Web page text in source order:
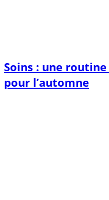
Soins : une
pour l’automne